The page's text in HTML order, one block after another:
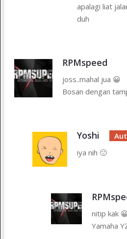
apalagi liat
duh
RPMspeed
joss..mahal jua 😀
Bosan dengan
Yoshi
iya nih 🙁
nitip kak
Yamaha